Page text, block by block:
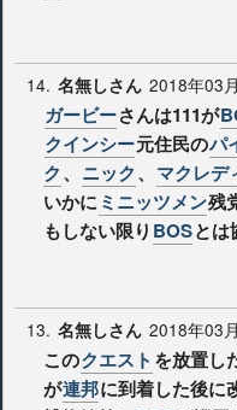
14. 名無しさん 2018年03
ガービーさんは111が
クインシー元住民のパ
ク、 ニック、 マクレデ
いかにミニッツメン残
もしない限り BOSとは
13. 名無しさん 2018年03
このクエスト を放置し
が連邦に到着した後に